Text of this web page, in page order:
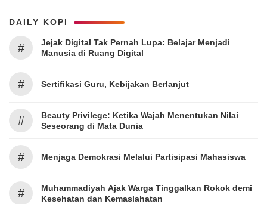
DAILY KOPI
#
Jejak Digital Tak Pernah Lupa: Belajar Menjadi
Manusia di Ruang Digital
# Sertifikasi Guru, Kebijakan Berlanjut
#
Beauty Privilege: Ketika Wajah Menentukan Nilai
Seseorang di Mata Dunia
# Menjaga Demokrasi Melalui Partisipasi Mahasiswa
#
Muhammadiyah Ajak Warga Tinggalkan Rokok demi
Kesehatan dan Kemaslahatan